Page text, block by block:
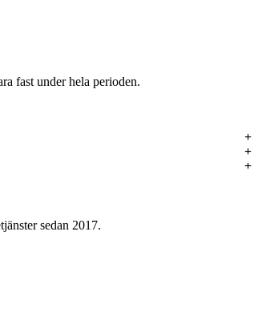
fast under hela perioden.
sedan 2017.